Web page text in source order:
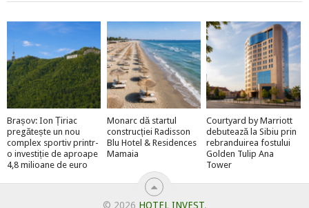
Brașov: Ion Țiriac
pregătește un nou
complex sportiv printr-
o investiție de aproape
4,8 milioane de euro
Monarc dă startul
construcției Radisson
Blu Hotel & Residences
Mamaia
Courtyard by Marriott
debutează la Sibiu prin
rebranduirea fostului
Golden Tulip Ana
Tower
© 2026 HOTEL INVEST.